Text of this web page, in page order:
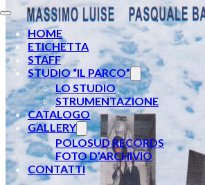
HOME
ETICHETTA
STAFF
STUDIO “IL PARCO”
LO STUDIO
STRUMENTAZIONE
CATALOGO
GALLERY
POLOSUD RECORDS
FOTO D’ARCHIVIO
CONTATTI